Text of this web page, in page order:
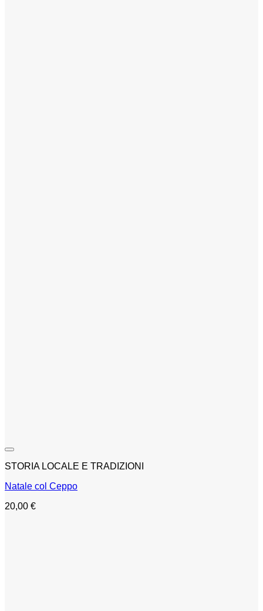
STORIA LOCALE E TRADIZIONI
Natale col Ceppo
20,00 €